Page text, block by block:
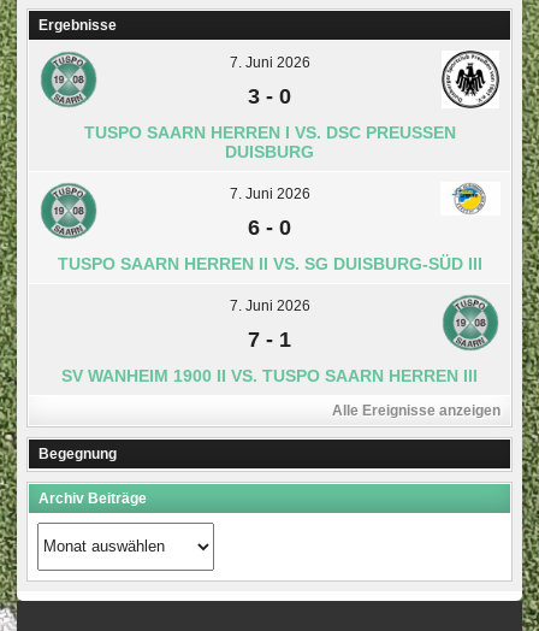
Ergebnisse
7. Juni 2026
3 - 0
TUSPO SAARN HERREN I VS. DSC PREUSSEN D
UISBURG
7. Juni 2026
6 - 0
TUSPO SAARN HERREN II VS. SG DUISBURG-SÜD III
7. Juni 2026
7 - 1
SV WANHEIM 1900 II VS. TUSPO SAARN HERREN III
Alle Ereignisse anzeigen
Begegnung
Archiv Beiträge
Archiv
Beiträge